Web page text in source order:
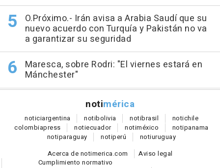
O.Próximo.- Irán avisa a Arabia Saudí que su
nuevo acuerdo con Turquía y Pakistán no va
a garantizar su seguridad
Maresca, sobre Rodri: "El viernes estará en
Mánchester"
notimérica
noticiargentina notibolivia notibrasil notichile
colombiapress notiecuador notiméxico notipanama
notiparaguay notiperú notiuruguay
Acerca de notimerica.com
Aviso legal
Cumplimiento normativo